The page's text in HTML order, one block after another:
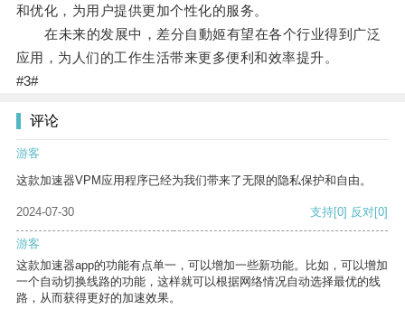
和优化，为用户提供更加个性化的服务。
在未来的发展中，差分自動姬有望在各个行业得到广泛
应用，为人们的工作生活带来更多便利和效率提升。
#3#
评论
游客
这款加速器VPM应用程序已经为我们带来了无限的隐私保护和自由。
2024-07-30 支持[0] 反对[0]
游客
这款加速器app的功能有点单一，可以增加一些新功能。比如，可以增加
一个自动切换线路的功能，这样就可以根据网络情况自动选择最优的线
路，从而获得更好的加速效果。